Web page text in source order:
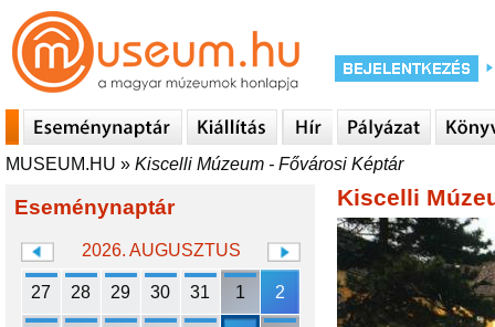
MUSEUM.HU » Kiscelli Múzeum - Fővárosi Képtár
Eseménynaptár
2026. AUGUSZTUS
27 28 29 30 31 1 2
Kiscelli